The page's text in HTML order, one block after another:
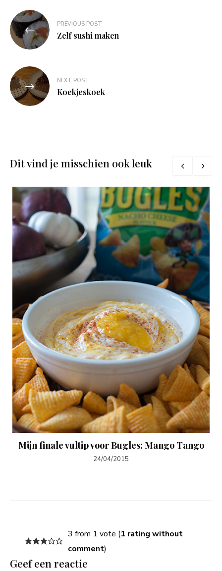
Bericht
navigatie
PREVIOUS POST
Zelf sushi maken
NEXT POST
Koekjeskoek
Dit vind je misschien ook leuk
Mijn finale vultip voor Bugles: Mango Tango
24/04/2015
3 from 1 vote (1 rating without
comment)
Geef een reactie